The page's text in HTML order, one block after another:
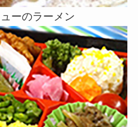
ーのラーメン